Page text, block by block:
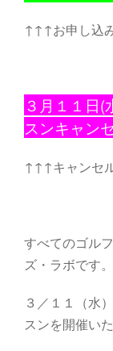
↑↑↑お申し込
３月１１日(
スンキャン
↑↑↑キャンセ
すべてのゴル
ズ・ラボです。
３／１１（水
スンを開催いた